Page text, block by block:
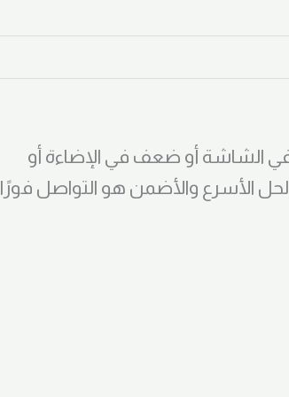
الشاشة أو ضعف في الإضاءة أو
الأسرع والأضمن هو التواصل فورًا